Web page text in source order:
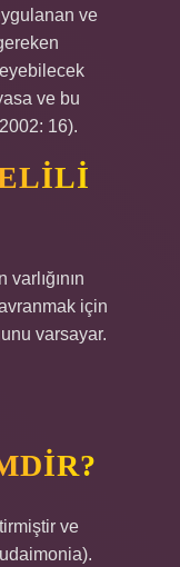
ve
ve bu
16).
varlığının
için
varsayar.
ve